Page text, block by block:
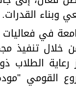
وبناء القدرات.
شاركت الجامعة
تنفيذ
الطلاب
القومي